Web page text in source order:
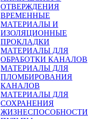
ОТВЕРЖДЕНИЯ
ВРЕМЕННЫЕ
МАТЕРИАЛЫ И
ИЗОЛЯЦИОННЫЕ
ПРОКЛАДКИ
МАТЕРИАЛЫ ДЛЯ
ОБРАБОТКИ КАНАЛОВ
МАТЕРИАЛЫ ДЛЯ
ПЛОМБИРОВАНИЯ
КАНАЛОВ
МАТЕРИАЛЫ ДЛЯ
СОХРАНЕНИЯ
ЖИЗНЕСПОСОБНОСТИ